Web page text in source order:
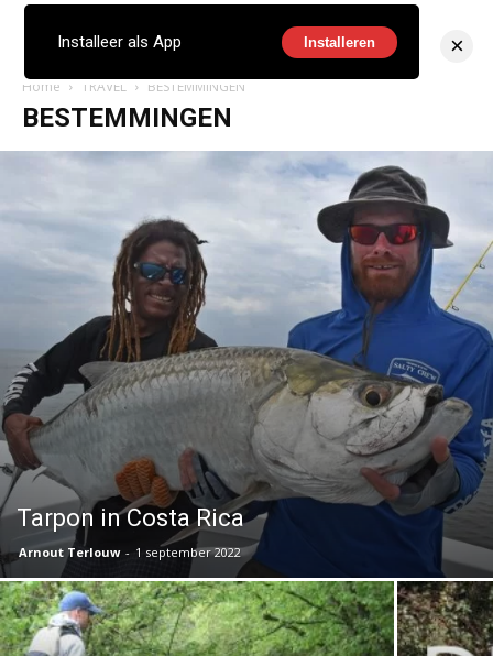
Home TRAVEL BESTEMMINGEN
BESTEMMINGEN
Tarpon in Costa Rica
Arnout Terlouw - 1 september 2022
Installeer als App Installeren ×